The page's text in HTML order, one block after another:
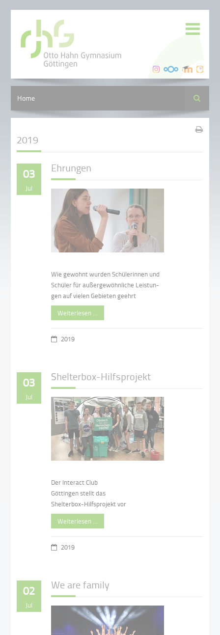
Home Suche
2019
03
Jul
Ehrungen
Wie gewohnt wurden Schülerinnen und
Schüler für außergewöhnliche Leistun-
gen auf vielen Gebieten geehrt
Weiterlesen …
2019
03
Jul
Shelterbox-Hilfsprojekt
Der Interact Club
Göttingen stellt das
Shelterbox-Hilfsprojekt vor
Weiterlesen …
2019
02
Jul
We are family